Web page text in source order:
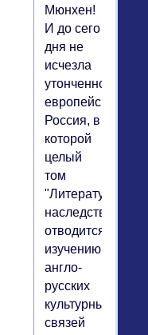
Мюнхен!
И до сего
дня не
исчезла
утонченно
европейская
Россия, в
которой
целый
том
"Литературного
наследства"
отводится
изучению
англо-
русских
культурных
связей